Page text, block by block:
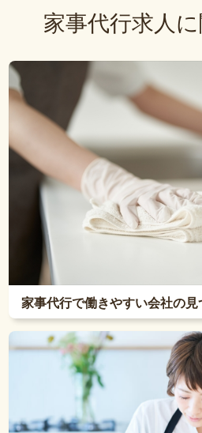
家事代行求人
家事代行で働きやすい会社の